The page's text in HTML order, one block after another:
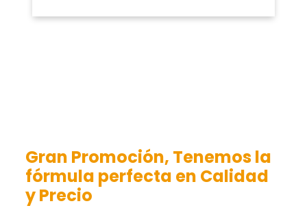
Gran Promoción, Tenemos la
fórmula perfecta en Calidad
y Precio